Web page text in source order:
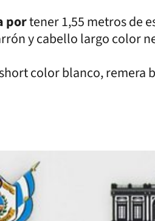
portener 1,55 metros de
y cabello largo color
color blanco, remera